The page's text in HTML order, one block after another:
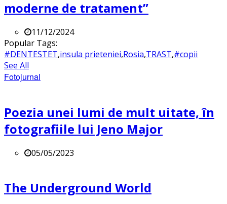
moderne de tratament”
11/12/2024
Popular Tags:
#DENTESTET,insula prieteniei,Rosia,TRAST,#copii
See All
Fotojurnal
Poezia unei lumi de mult uitate, în
fotografiile lui Jeno Major
05/05/2023
The Underground World